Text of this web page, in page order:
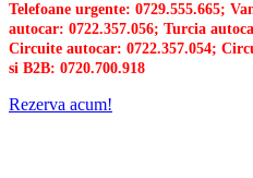
Telefoane urgente: 0729.555.665;
autocar: 0722.357.056; Turcia
Circuite autocar: 0722.357.054;
si B2B: 0720.700.918
Rezerva acum!